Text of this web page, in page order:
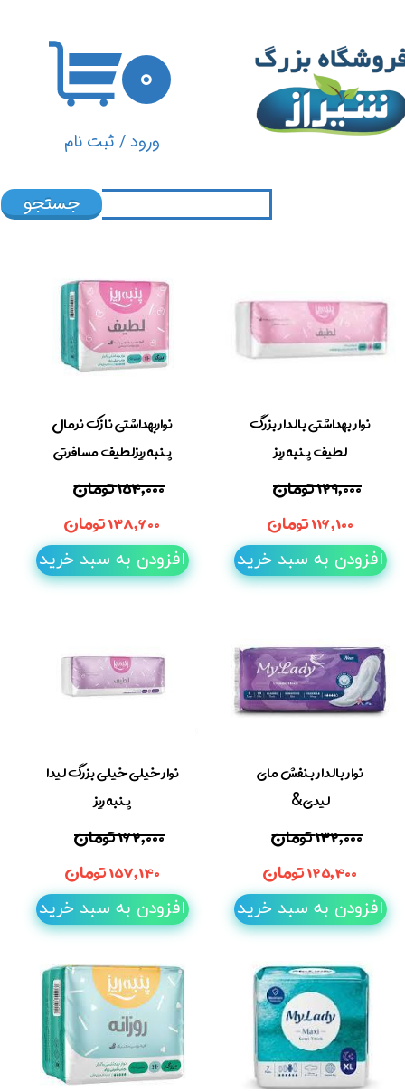
ورود/ ثبت نام
تغییر گذر واژه
سفارشات
۰
جستجو
نوار بهداشتی بالدار بزرگ
لطیف پنبه ریز
۱۲۹,۰۰۰ تومان
۱۱۶,۱۰۰ تومان
افزودن به سبد خرید
نواربهداشتی نازک نرمال
پنبه ریزلطیف مسافرتی
۱۵۴,۰۰۰ تومان
۱۳۸,۶۰۰ تومان
افزودن به سبد خرید
نوار بالدار بنفش مای
لیدی&
۱۳۲,۰۰۰ تومان
۱۲۵,۴۰۰ تومان
افزودن به سبد خرید
نوار خیلی خیلی بزرگ لیدا
پنبه ریز
۱۶۲,۰۰۰ تومان
۱۵۷,۱۴۰ تومان
افزودن به سبد خرید